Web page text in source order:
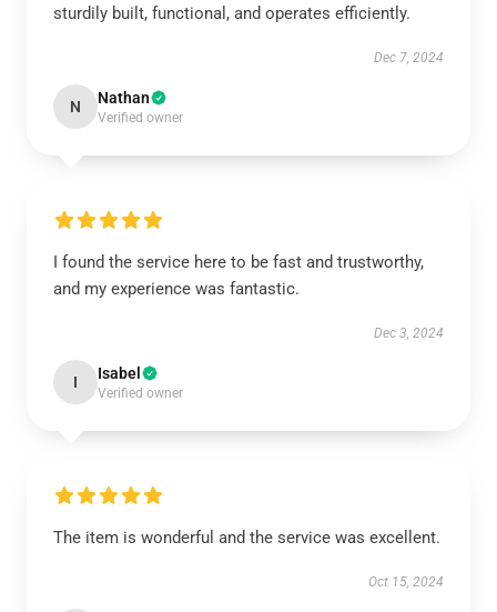
sturdily built, functional, and operates efficiently.
Dec 7, 2024
N Nathan
Verified owner
I found the service here to be fast and trustworthy,
and my experience was fantastic.
Dec 3, 2024
I Isabel
Verified owner
The item is wonderful and the service was excellent.
Oct 15, 2024